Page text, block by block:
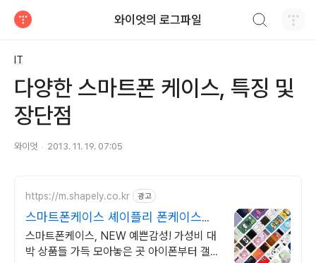
와이엇의 로그파일
IT
다양한 스마트폰 케이스, 특징 및
장단점
와이엇 2013. 11. 19. 07:05
https://m.shapely.co.kr 광고
스마트폰케이스 셰이플리 폰케이스
NO.1, 셰이플리
스마트폰케이스, NEW 예쁜감성! 가성비 대
박 상품들 가득 모아놓은 곳 아이폰부터 갤럭